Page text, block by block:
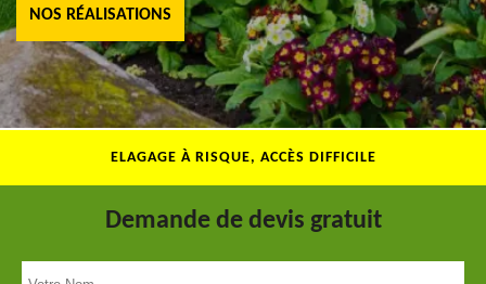
NOS RÉALISATIONS
ELAGAGE À RISQUE, ACCÈS DIFFICILE
Demande de devis gratuit